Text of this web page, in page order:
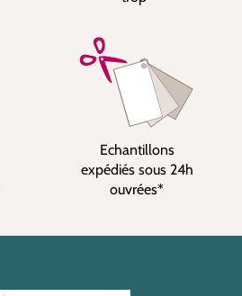
Echantillons
expédiés sous 24h
ouvrées*